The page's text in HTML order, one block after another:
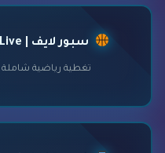
سبور لايف | Spor Live - بث رياضي شامل
تغطية رياضية شاملة